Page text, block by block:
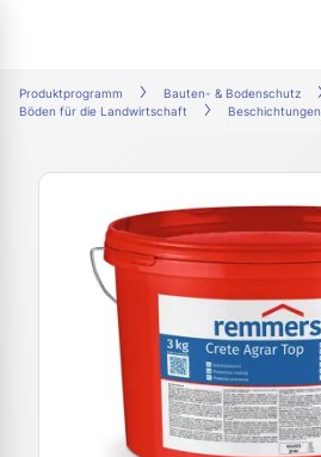
Produktprogramm Bauten- & Bodenschutz
Böden für die Landwirtschaft
Beschichtungen